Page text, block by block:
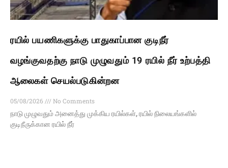
ரயில் பயணிகளுக்கு பாதுகாப்பான குடிநீர்
வழங்குவதற்கு நாடு முழுவதும் 19 ரயில் நீர் உற்பத்தி
ஆலைகள் செயல்படுகின்றன
05/08/2026
No Comments
நாடு முழுவதும் அனைத்து முக்கிய ரயில்கள், ரயில் நிலையங்களில்
குடிநீருக்கான ரயில் நீர்